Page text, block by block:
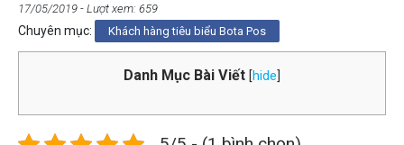
17/05/2019 - Lượt xem: 659
Chuyên mục: Khách hàng tiêu biểu Bota Pos
Danh Mục Bài Viết [hide